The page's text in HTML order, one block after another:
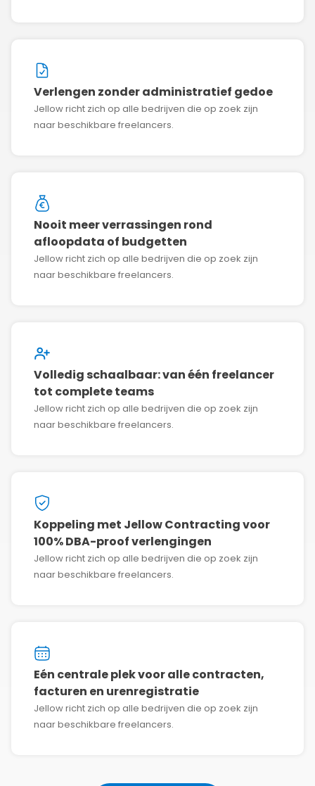
Verlengen zonder administratief gedoe
Jellow richt zich op alle bedrijven die op zoek zijn
naar beschikbare freelancers.
Nooit meer verrassingen rond
afloopdata of budgetten
Jellow richt zich op alle bedrijven die op zoek zijn
naar beschikbare freelancers.
Volledig schaalbaar: van één freelancer
tot complete teams
Jellow richt zich op alle bedrijven die op zoek zijn
naar beschikbare freelancers.
Koppeling met Jellow Contracting voor
100% DBA-proof verlengingen
Jellow richt zich op alle bedrijven die op zoek zijn
naar beschikbare freelancers.
Eén centrale plek voor alle contracten,
facturen en urenregistratie
Jellow richt zich op alle bedrijven die op zoek zijn
naar beschikbare freelancers.